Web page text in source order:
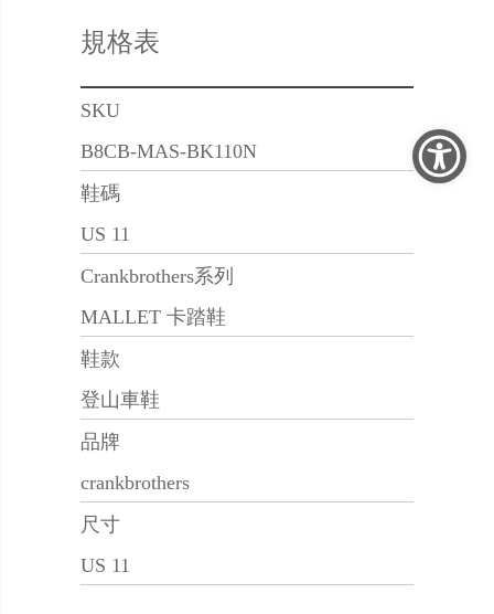
規格表
SKU
B8CB-MAS-BK110N
鞋碼
US 11
Crankbrothers系列
MALLET 卡踏鞋
鞋款
登山車鞋
品牌
crankbrothers
尺寸
US 11